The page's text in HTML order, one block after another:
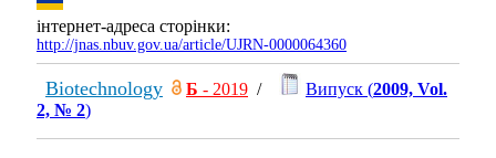
інтернет-адреса сторінки:
http://jnas.nbuv.gov.ua/article/UJRN-0000064360
Biotechnology Б - 2019 / Випуск (2009, Vol.
2, № 2)